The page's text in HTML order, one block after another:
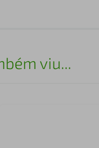
viu...